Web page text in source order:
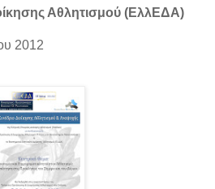
Αθλητισμού (ΕλλΕΔΑ)
2012